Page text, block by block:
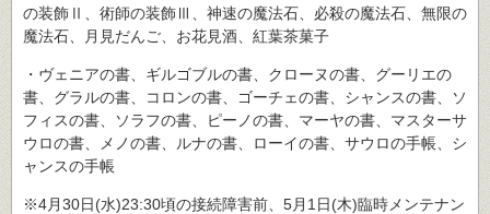
の装飾Ⅱ、術師の装飾Ⅲ、神速の魔法石、必殺の魔法石、無限の
魔法石、月見だんご、お花見酒、紅葉茶菓子
・ヴェニアの書、ギルゴブルの書、クローヌの書、グーリエの
書、グラルの書、コロンの書、ゴーチェの書、シャンスの書、ソ
フィスの書、ソラフの書、ピーノの書、マーヤの書、マスターサ
ウロの書、メノの書、ルナの書、ローイの書、サウロの手帳、シ
ャンスの手帳
※4月30日(水)23:30頃の接続障害前、5月1日(木)臨時メンテナン